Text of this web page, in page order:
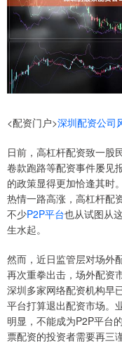
<配资门户>深圳配资公司
日前，高杠杆配资致一股
卷款跑路等配资事件屡见
的政策显得更加恰逢其时
热情一路高涨，高杠杆配
不少P2P平台也从试图从
生水起。
然而，近日监管层对场外
再次重拳出击，场外配资
深圳多家网络配资机构早
平台打算退出配资市场。
明显，不能成为P2P平台
票配资的投资者需要再三谨